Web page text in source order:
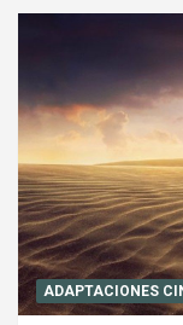
ADAPTACIONES